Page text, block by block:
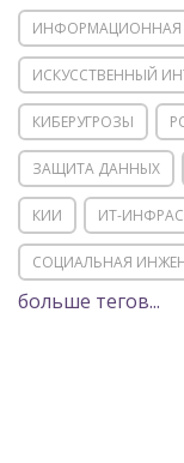
ИНФОРМАЦИОННАЯ
ИСКУССТВЕННЫЙ
КИБЕРУГРОЗЫ
ЗАЩИТА ДАННЫХ
КИИ ИТ-
СОЦИАЛЬНАЯ
POSITIVE
больше тегов...